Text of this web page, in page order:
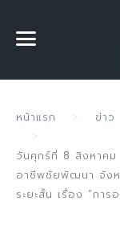
หน้าแรก ข่าว
วันศุกร์ที่ 8 สิงหาคม
อาชีพชัยพัฒนา จังห
ระยะสั้น เรื่อง “กา